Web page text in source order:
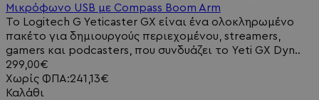
Μικρόφωνο USB με Compass Boom Arm
Το Logitech G Yeticaster GX είναι ένα ολοκληρωμένο
πακέτο για δημιουργούς περιεχομένου, streamers,
gamers και podcasters, που συνδυάζει το Yeti GX Dyn..
299,00€
Χωρίς ΦΠΑ:241,13€
Καλάθι